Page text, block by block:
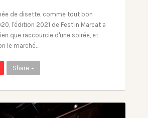
de disette, comme tout bon
l'édition 2021 de Fest'in Marcat a
que raccourcie d'une soirée, et
le marché…
Share